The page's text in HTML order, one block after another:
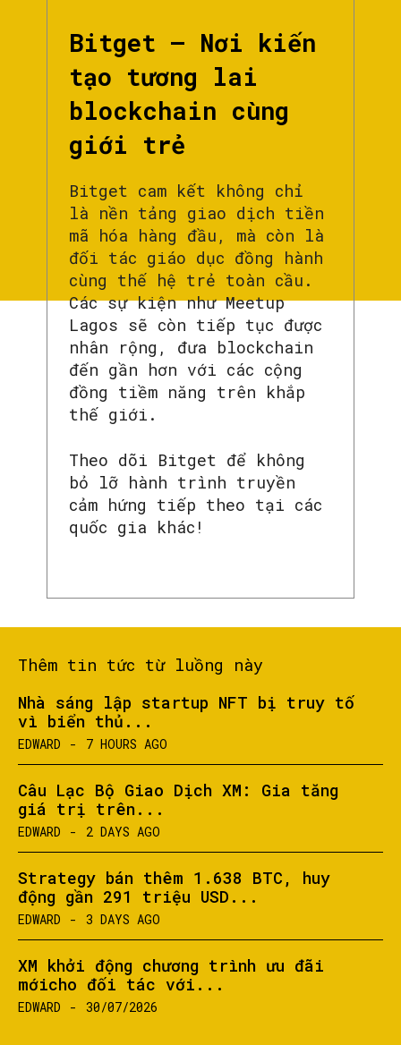
SEARCH...
Bitget – Nơi kiến
tạo tương lai
blockchain cùng
giới trẻ
Bitget cam kết không chỉ
là nền tảng giao dịch tiền
mã hóa hàng đầu, mà còn là
đối tác giáo dục đồng hành
cùng thế hệ trẻ toàn cầu.
Các sự kiện như Meetup
Lagos sẽ còn tiếp tục được
nhân rộng, đưa blockchain
đến gần hơn với các cộng
đồng tiềm năng trên khắp
thế giới.
Theo dõi Bitget để không
bỏ lỡ hành trình truyền
cảm hứng tiếp theo tại các
quốc gia khác!
Thêm tin tức từ luồng này
Nhà sáng lập startup NFT bị truy tố
vì biển thủ...
EDWARD - 7 HOURS AGO
Câu Lạc Bộ Giao Dịch XM: Gia tăng
giá trị trên...
EDWARD - 2 DAYS AGO
Strategy bán thêm 1.638 BTC, huy
động gần 291 triệu USD...
EDWARD - 3 DAYS AGO
XM khởi động chương trình ưu đãi
mớicho đối tác với...
EDWARD - 30/07/2026